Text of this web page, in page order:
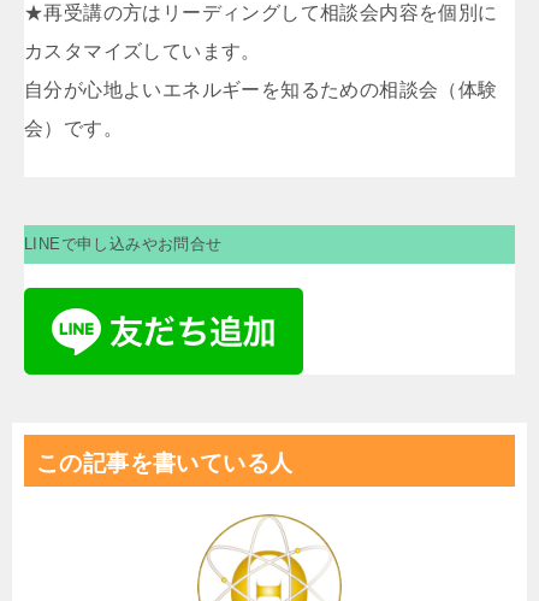
★再受講の方はリーディングして相談会内容を個別に
カスタマイズしています。
自分が心地よいエネルギーを知るための相談会（体験
会）です。
LINEで申し込みやお問合せ
この記事を書いている人